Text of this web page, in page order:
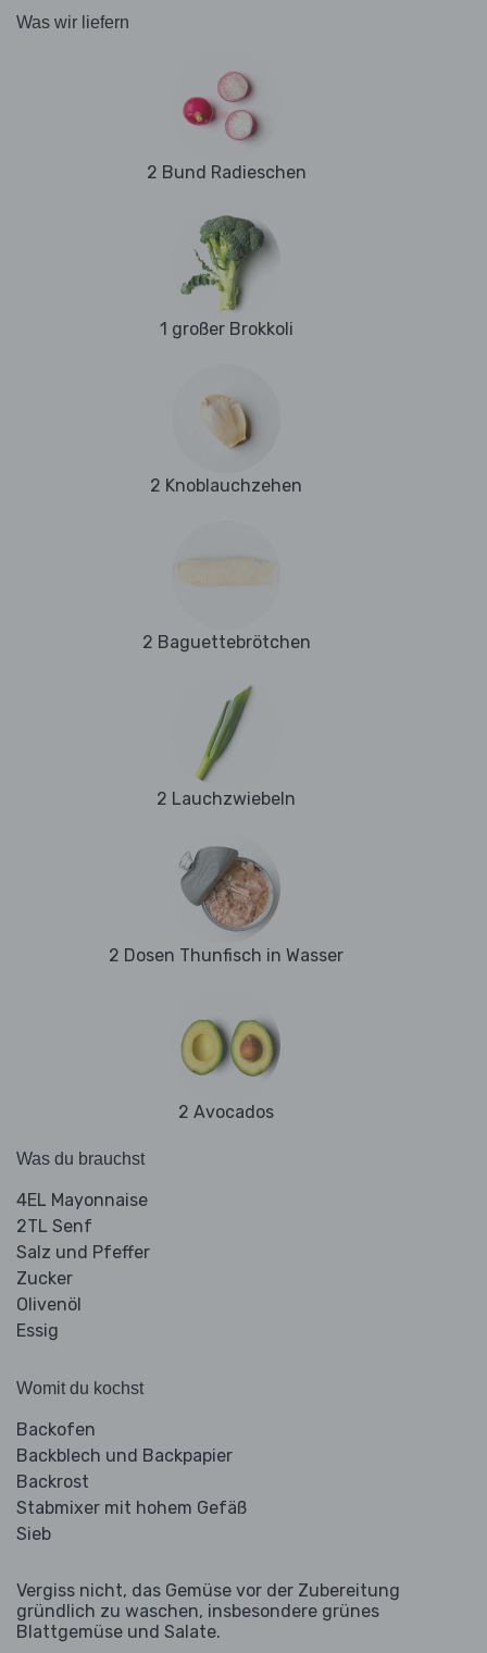
Was wir liefern
2 Bund Radieschen
1 großer Brokkoli
2 Knoblauchzehen
2 Baguettebrötchen
2 Lauchzwiebeln
2 Dosen Thunfisch in Wasser
2 Avocados
Was du brauchst
4EL Mayonnaise
2TL Senf
Salz und Pfeffer
Zucker
Olivenöl
Essig
Womit du kochst
Backofen
Backblech und Backpapier
Backrost
Stabmixer mit hohem Gefäß
Sieb
Vergiss nicht, das Gemüse vor der Zubereitung
gründlich zu waschen, insbesondere grünes
Blattgemüse und Salate.